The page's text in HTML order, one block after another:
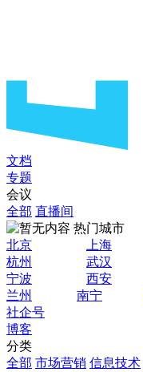
文档
专题
会议
全部 直播间
热门城市
北京
上海
杭州
武汉
宁波
西安
兰州
南宁
社企号
博客
分类
全部 市场营销 信息技术